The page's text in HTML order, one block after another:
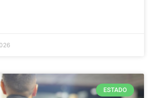
ESTADO